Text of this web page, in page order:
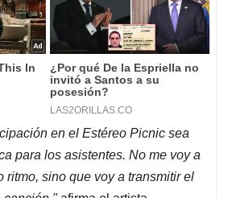
en el Estéreo Picnic sea
para los asistentes. No me voy a
ritmo, sino que voy a transmitir el